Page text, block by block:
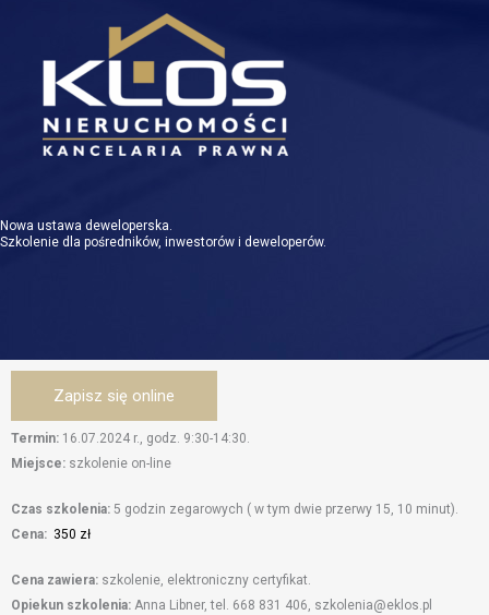
Nowa ustawa deweloperska.
Szkolenie dla pośredników, inwestorów i deweloperów.
Zapisz się online
Termin: 16.07.2024 r., godz. 9:30-14:30.
Miejsce: szkolenie on-line
Czas szkolenia: 5 godzin zegarowych ( w tym dwie przerwy 15, 10 minut).
Cena: 350 zł
Cena zawiera: szkolenie, elektroniczny certyfikat.
Opiekun szkolenia: Anna Libner, tel. 668 831 406, szkolenia@eklos.pl